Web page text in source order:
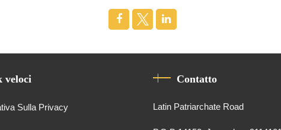
veloci
Sulla Privacy
Contatto
Latin Patriarchate Road